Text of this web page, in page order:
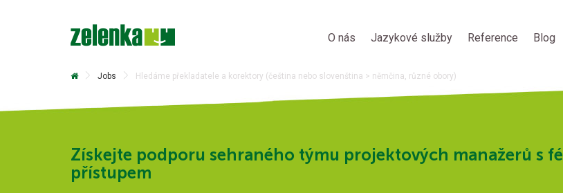
O nás Jazykové služby Reference Blog
Jobs Hledáme překladatele a korektory (čeština nebo slovenština > němčina, různé obory)
Získejte podporu sehraného týmu projektových manažerů s
přístupem